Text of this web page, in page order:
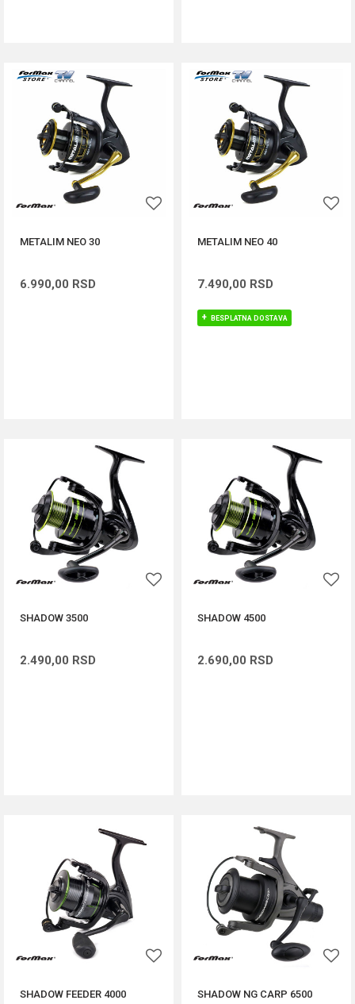
METALIM NEO 30
6.990,00 RSD
METALIM NEO 40
7.490,00 RSD
BESPLATNA DOSTAVA
SHADOW 3500
2.490,00 RSD
SHADOW 4500
2.690,00 RSD
SHADOW FEEDER 4000 SHADOW NG CARP 6500